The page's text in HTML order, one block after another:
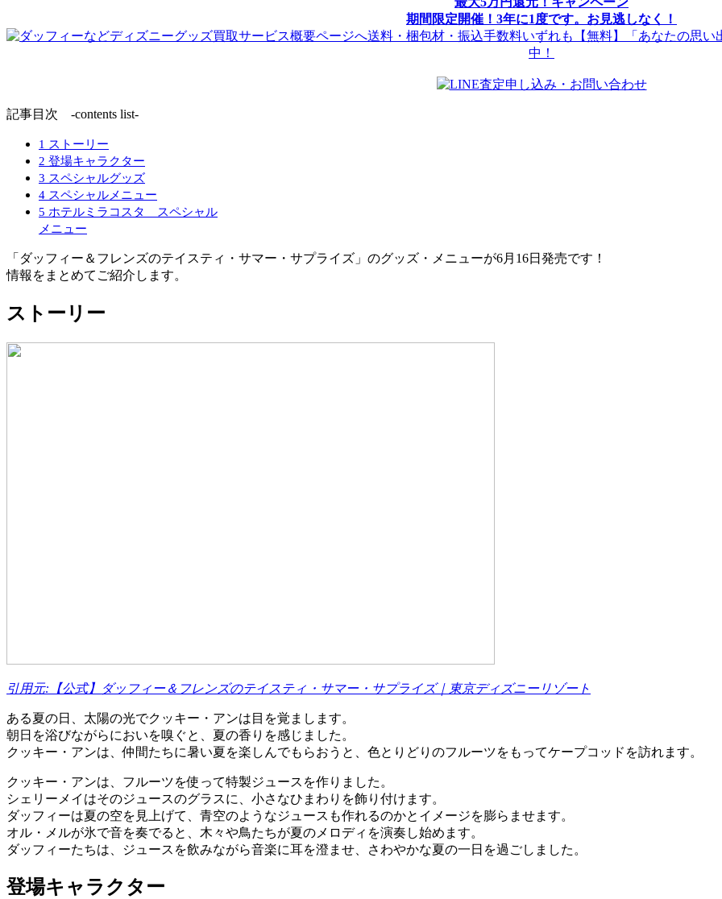
期間限定開催！3年に1度です。お見逃しなく！
送料・梱包材・振込手数料いずれも【無料】「あなたの思
中！
記事目次 -contents list-
1 ストーリー
2 登場キャラクター
3 スペシャルグッズ
4 スペシャルメニュー
5 ホテルミラコスタ スペシャル
メニュー
「ダッフィー＆フレンズのテイスティ・サマー・サプライズ」のグッズ・メニューが6月16日発売です！
情報をまとめてご紹介します。
ストーリー
引用元:【公式】ダッフィー＆フレンズのテイスティ・サマー・サプライズ｜東京ディズニーリゾート
ある夏の日、太陽の光でクッキー・アンは目を覚まします。
朝日を浴びながらにおいを嗅ぐと、夏の香りを感じました。
クッキー・アンは、仲間たちに暑い夏を楽しんでもらおうと、色とりどりのフルーツをもってケープコッドを訪れます。
クッキー・アンは、フルーツを使って特製ジュースを作りました。
シェリーメイはそのジュースのグラスに、小さなひまわりを飾り付けます。
ダッフィーは夏の空を見上げて、青空のようなジュースも作れるのかとイメージを膨らませます。
オル・メルが氷で音を奏でると、木々や鳥たちが夏のメロディを演奏し始めます。
ダッフィーたちは、ジュースを飲みながら音楽に耳を澄ませ、さわやかな夏の一日を過ごしました。
登場キャラクター